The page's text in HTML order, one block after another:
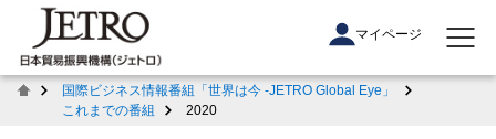
マイページ
国際ビジネス情報番組「世界は今 -JETRO Global Eye」
これまでの番組
2020